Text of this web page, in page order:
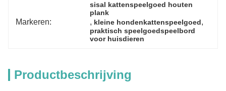
Markeren:
sisal kattenspeelgoed houten
plank
, kleine hondenkattenspeelgoed,
praktisch speelgoedspeelbord
voor huisdieren
Productbeschrijving